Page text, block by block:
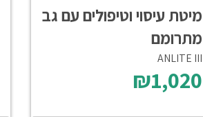
מיטת עיסוי וטיפולים עם גב
מתרומם
ANLITE III
₪1,020